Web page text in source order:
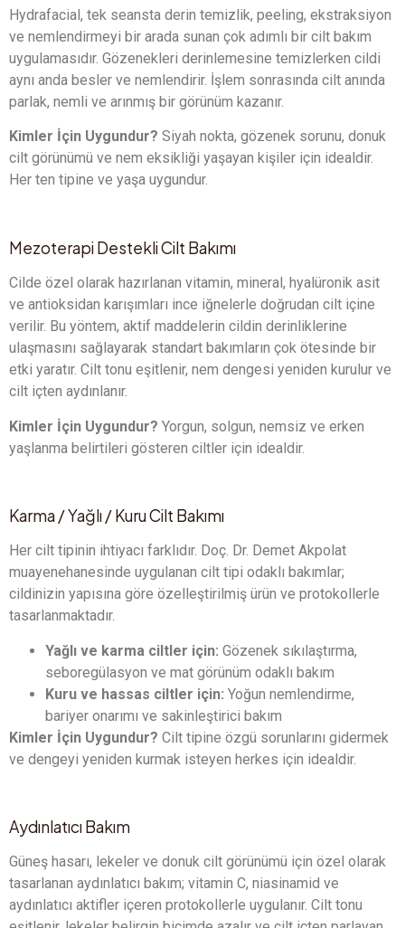
Hydrafacial, tek seansta derin temizlik, peeling, ekstraksiyon
ve nemlendirmeyi bir arada sunan çok adımlı bir cilt bakım
uygulamasıdır. Gözenekleri derinlemesine temizlerken cildi
aynı anda besler ve nemlendirir. İşlem sonrasında cilt anında
parlak, nemli ve arınmış bir görünüm kazanır.
Kimler İçin Uygundur? Siyah nokta, gözenek sorunu, donuk
cilt görünümü ve nem eksikliği yaşayan kişiler için idealdir.
Her ten tipine ve yaşa uygundur.
Mezoterapi Destekli Cilt Bakımı
Cilde özel olarak hazırlanan vitamin, mineral, hyalüronik asit
ve antioksidan karışımları ince iğnelerle doğrudan cilt içine
verilir. Bu yöntem, aktif maddelerin cildin derinliklerine
ulaşmasını sağlayarak standart bakımların çok ötesinde bir
etki yaratır. Cilt tonu eşitlenir, nem dengesi yeniden kurulur ve
cilt içten aydınlanır.
Kimler İçin Uygundur? Yorgun, solgun, nemsiz ve erken
yaşlanma belirtileri gösteren ciltler için idealdir.
Karma / Yağlı / Kuru Cilt Bakımı
Her cilt tipinin ihtiyacı farklıdır. Doç. Dr. Demet Akpolat
muayenehanesinde uygulanan cilt tipi odaklı bakımlar;
cildinizin yapısına göre özelleştirilmiş ürün ve protokollerle
tasarlanmaktadır.
Yağlı ve karma ciltler için: Gözenek sıkılaştırma,
seboregülasyon ve mat görünüm odaklı bakım
Kuru ve hassas ciltler için: Yoğun nemlendirme,
bariyer onarımı ve sakinleştirici bakım
Kimler İçin Uygundur? Cilt tipine özgü sorunlarını gidermek
ve dengeyi yeniden kurmak isteyen herkes için idealdir.
Aydınlatıcı Bakım
Güneş hasarı, lekeler ve donuk cilt görünümü için özel olarak
tasarlanan aydınlatıcı bakım; vitamin C, niasinamid ve
aydınlatıcı aktifler içeren protokollerle uygulanır. Cilt tonu